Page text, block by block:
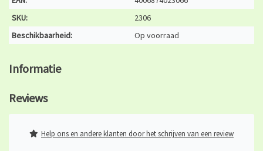
SKU:
2306
Beschikbaarheid:
Op voorraad
Informatie
Reviews
Help ons en andere klanten door het schrijven van een review